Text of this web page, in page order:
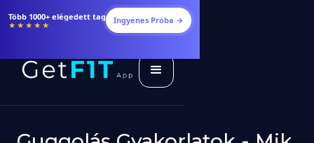
Több 1000+ elégedett tag
★★★★★ Ingyenes Próba →